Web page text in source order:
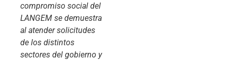
compromiso social del
LANGEM se demuestra
al atender solicitudes
de los distintos
sectores del gobierno y